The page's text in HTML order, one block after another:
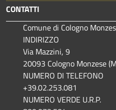
CONTATTI
Comune di Cologno
INDIRIZZO
Via Mazzini, 9
20093 Cologno Monzese
NUMERO DI TELEFONO
+39.02.253.081
NUMERO VERDE U.R.P.